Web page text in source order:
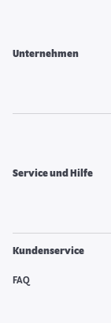
Unternehmen
Service und Hilfe
Kundenservice
FAQ